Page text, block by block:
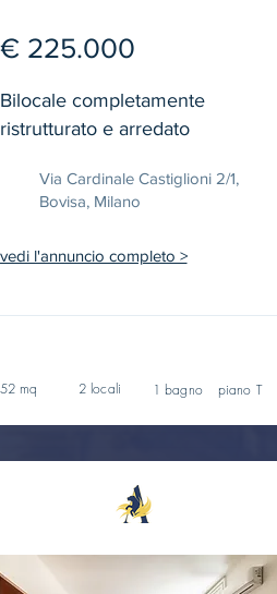
€ 225.000
Bilocale completamente
ristrutturato e arredato
Via Cardinale Castiglioni 2/1,
Bovisa, Milano
vedi l'annuncio completo >
52 mq 2 locali 1 bagno piano T